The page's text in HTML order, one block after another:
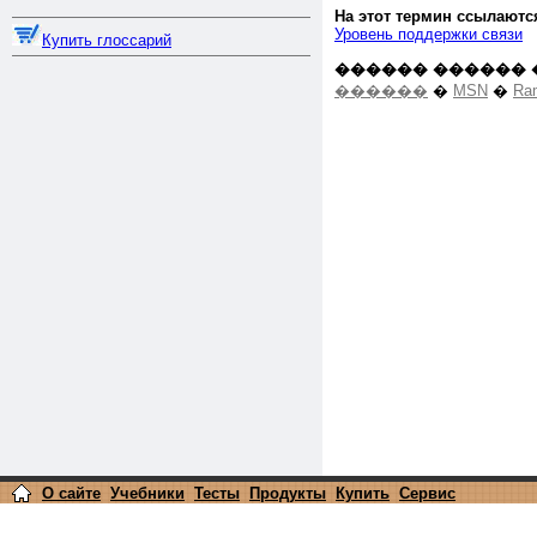
Купить глоссарий
На этот термин
Уровень поддержки связи
������ ������
������ � MSN �
О сайте Учебники Тесты Продукты Купить Сервис